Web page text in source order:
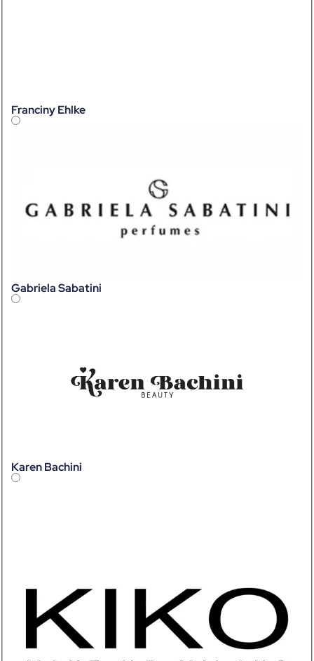
Franciny Ehlke
Gabriela Sabatini
Karen Bachini